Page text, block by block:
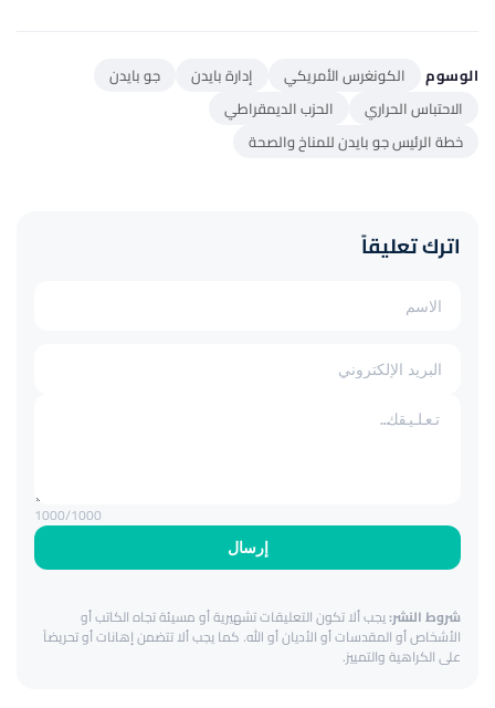
الوسوم الكونغرس الأمريكي إدارة بايدن
جو بايدن
الاحتباس الحراري
الحزب الديمقراطي
خطة الرئيس جو بايدن للمناخ والصحة
اترك تعليقاً
إرسال
1000/1000
شروط النشر:يجب ألا تكون التعليقات تشهيرية أو مسيئة تجاه الكاتب أو
الأشخاص أو المقدسات أو الأديان أو الله. كما يجب ألا تتضمن إهانات أو تحريضاً
على الكراهية والتمييز.